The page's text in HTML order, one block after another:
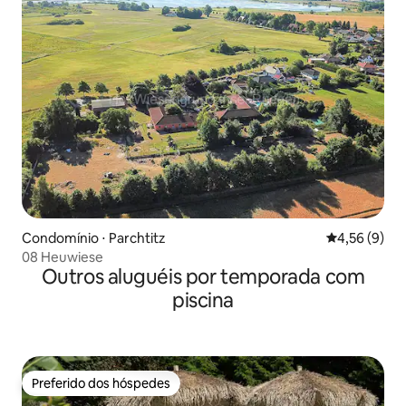
Condomínio ⋅ Parchtitz 4,56 de uma
4,56 (9)
08 Heuwiese
Outros aluguéis por temporada com
piscina
Preferido dos hóspedes
Preferido dos hóspedes